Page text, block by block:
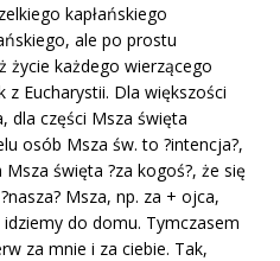
kapłańskiego
ale po prostu
życie każdego wierzącego
Eucharystii. Dla większości
dla części Msza święta
osób Msza św. to ?intencja?,
święta ?za kogoś?, że się
Msza, np. za + ojca,
do domu. Tymczasem
za mnie i za ciebie. Tak,